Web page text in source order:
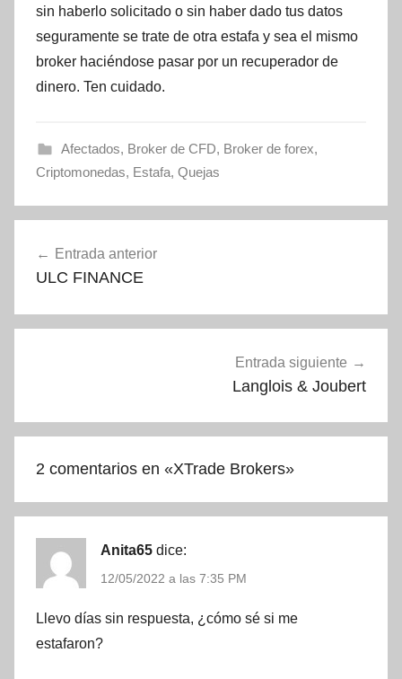
sin haberlo solicitado o sin haber dado tus datos
seguramente se trate de otra estafa y sea el mismo
broker haciéndose pasar por un recuperador de
dinero. Ten cuidado.
Afectados, Broker de CFD, Broker de forex,
Criptomonedas, Estafa, Quejas
de
Entrada anterior
ULC FINANCE
Entrada siguiente
Langlois & Joubert
2 comentarios en «XTrade Brokers»
Anita65 dice:
12/05/2022 a las 7:35 PM
Llevo días sin respuesta, ¿cómo sé si me
estafaron?